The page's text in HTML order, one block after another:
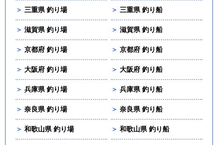
＞ 三重県 釣り場 ＞ 三重県 釣り船
＞ 滋賀県 釣り場 ＞ 滋賀県 釣り船
＞ 京都府 釣り場 ＞ 京都府 釣り船
＞ 大阪府 釣り場 ＞ 大阪府 釣り船
＞ 兵庫県 釣り場 ＞ 兵庫県 釣り船
＞ 奈良県 釣り場 ＞ 奈良県 釣り船
＞ 和歌山県 釣り場 ＞ 和歌山県 釣り船